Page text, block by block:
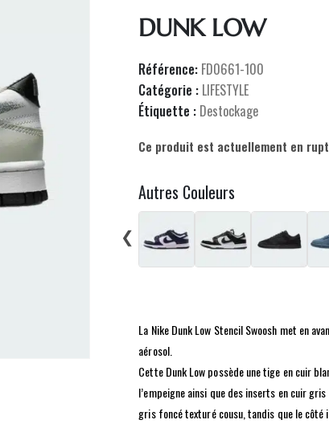
DUNK LOW
Référence: FD0661-100
Catégorie : LIFESTYLE
Étiquette : Destockage
Ce produit est actuellement en
Autres Couleurs
❮
La Nike Dunk Low Stencil Swoosh met en
aérosol.
Cette Dunk Low possède une tige en cuir
l’empeigne ainsi que des inserts en cuir
gris foncé texturé cousu, tandis que le côté